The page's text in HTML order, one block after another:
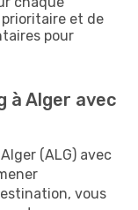
et de
pour
à Alger avec
(ALG) avec
vous